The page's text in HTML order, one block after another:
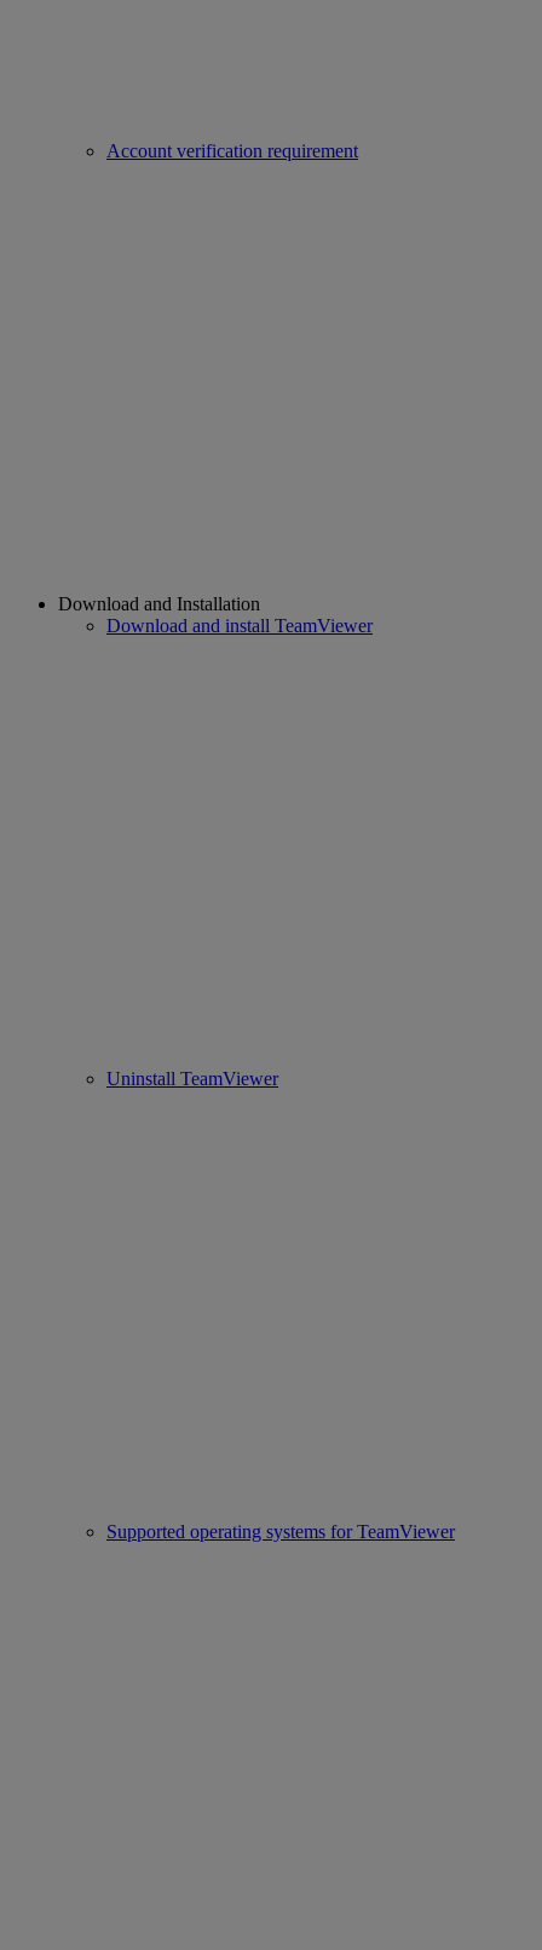
Account verification requirement
Download and Installation
Download and install TeamViewer
Uninstall TeamViewer
Supported operating systems for TeamViewer